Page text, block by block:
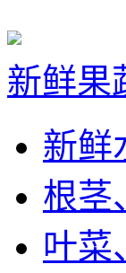
新鲜果
新鲜
根茎
叶菜